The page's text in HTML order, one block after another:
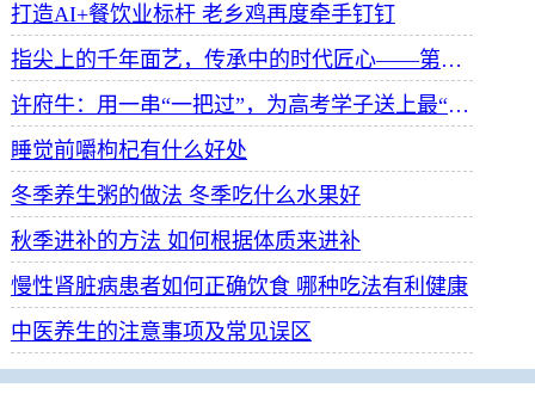
打造AI+餐饮业标杆 老乡鸡再度牵手钉钉
指尖上的千年面艺，传承中的时代匠心——第八届“安琪酵母杯”中华发酵面食大赛武汉赛区开赛
许府牛：用一串“一把过”，为高考学子送上最“牛”祝福
睡觉前嚼枸杞有什么好处
冬季养生粥的做法 冬季吃什么水果好
秋季进补的方法 如何根据体质来进补
慢性肾脏病患者如何正确饮食 哪种吃法有利健康
中医养生的注意事项及常见误区